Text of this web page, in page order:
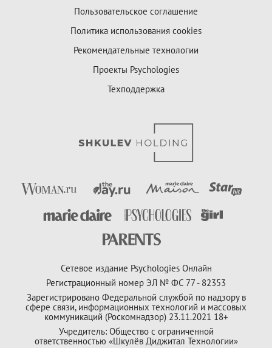
Пользовательское соглашение
Политика использования cookies
Рекомендательные технологии
Проекты Psychologies
Техподдержка
Сетевое издание Psychologies Онлайн
Регистрационный номер ЭЛ № ФС 77 - 82353
Зарегистрировано Федеральной службой по надзору в
сфере связи, информационных технологий и массовых
коммуникаций (Роскомнадзор) 23.11.2021 18+
Учредитель: Общество с ограниченной
ответственностью «Шкулёв Диджитал Технологии»